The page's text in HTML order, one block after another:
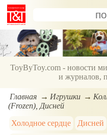
ToyByToy.com - новости
и журналов,
Главная Игрушки
(Frozen), Дисней
Холодное сердце
Дисней